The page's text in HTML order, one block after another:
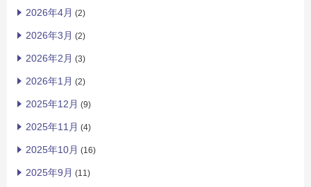
2026年4月 (2)
2026年3月 (2)
2026年2月 (3)
2026年1月 (2)
2025年12月 (9)
2025年11月 (4)
2025年10月 (16)
2025年9月 (11)